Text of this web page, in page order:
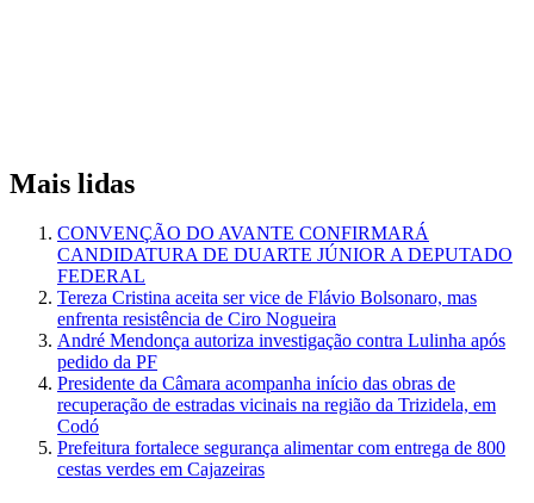
Mais lidas
CONVENÇÃO DO AVANTE CONFIRMARÁ
CANDIDATURA DE DUARTE JÚNIOR A DEPUTADO
FEDERAL
Tereza Cristina aceita ser vice de Flávio Bolsonaro, mas
enfrenta resistência de Ciro Nogueira
André Mendonça autoriza investigação contra Lulinha após
pedido da PF
Presidente da Câmara acompanha início das obras de
recuperação de estradas vicinais na região da Trizidela, em
Codó
Prefeitura fortalece segurança alimentar com entrega de 800
cestas verdes em Cajazeiras